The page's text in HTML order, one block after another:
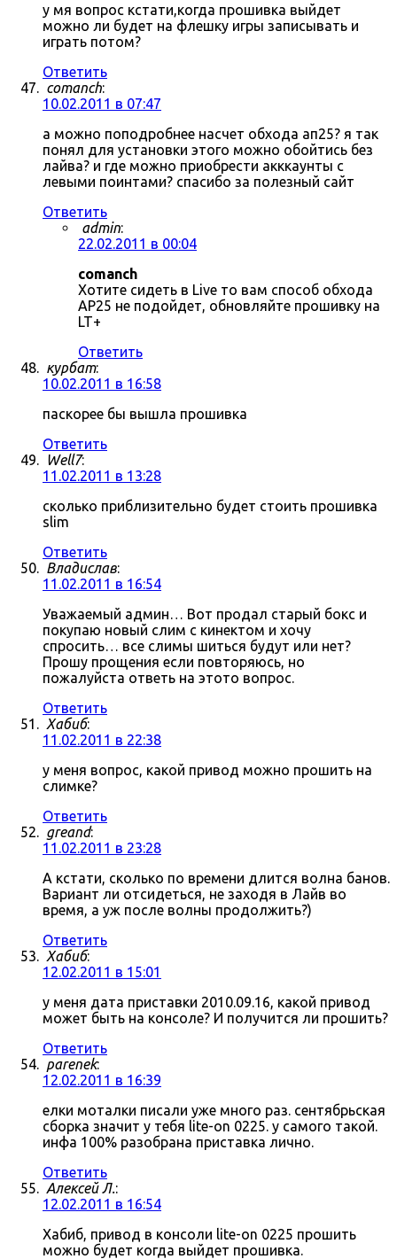
у мя вопрос кстати,когда прошивка выйдет
можно ли будет на флешку игры записывать и
играть потом?
Ответить
comanch:
10.02.2011 в 07:47
а можно поподробнее насчет обхода ап25? я так
понял для установки этого можно обойтись без
лайва? и где можно приобрести акккаунты с
левыми поинтами? спасибо за полезный сайт
Ответить
admin:
22.02.2011 в 00:04
comanch
Хотите сидеть в Live то вам способ обхода
AP25 не подойдет, обновляйте прошивку на
LT+
Ответить
курбат:
10.02.2011 в 16:58
паскорее бы вышла прошивка
Ответить
Well7:
11.02.2011 в 13:28
сколько приблизительно будет стоить прошивка
slim
Ответить
Владислав:
11.02.2011 в 16:54
Уважаемый админ… Вот продал старый бокс и
покупаю новый слим с кинектом и хочу
спросить… все слимы шиться будут или нет?
Прошу прощения если повторяюсь, но
пожалуйста ответь на этото вопрос.
Ответить
Хабиб:
11.02.2011 в 22:38
у меня вопрос, какой привод можно прошить на
слимке?
Ответить
greand:
11.02.2011 в 23:28
А кстати, сколько по времени длится волна банов.
Вариант ли отсидеться, не заходя в Лайв во
время, а уж после волны продолжить?)
Ответить
Хабиб:
12.02.2011 в 15:01
у меня дата приставки 2010.09.16, какой привод
может быть на консоле? И получится ли прошить?
Ответить
parenek:
12.02.2011 в 16:39
елки моталки писали уже много раз. сентябрьская
сборка значит у тебя lite-on 0225. у самого такой.
инфа 100% разобрана приставка лично.
Ответить
Алексей Л.:
12.02.2011 в 16:54
Хабиб, привод в консоли lite-on 0225 прошить
можно будет когда выйдет прошивка.